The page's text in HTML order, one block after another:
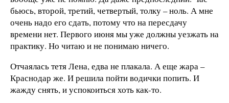
бьюсь, второй, третий, четвертый, толку – ноль. А мне
очень надо его сдать, потому что на пересдачу
времени нет. Первого июня мы уже должны уезжать на
практику. Но читаю и не понимаю ничего.
Отчаялась тетя Лена, едва не плакала. А еще жара –
Краснодар же. И решила пойти водички попить. И
жажду снять, и успокоиться хоть как-то.